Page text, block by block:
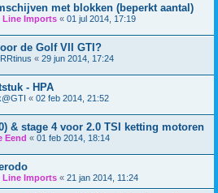
met blokken (beperkt aantal)
Line Imports « 01 jul 2014, 17:19
de Golf VII GTI?
« 29 jun 2014, 17:24
- HPA
« 02 feb 2014, 21:52
& stage 4 voor 2.0 TSI ketting motoren
Eend « 01 feb 2014, 18:14
Line Imports « 21 jan 2014, 11:24